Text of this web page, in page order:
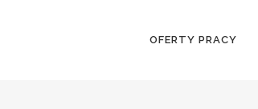
OFERTY PRACY